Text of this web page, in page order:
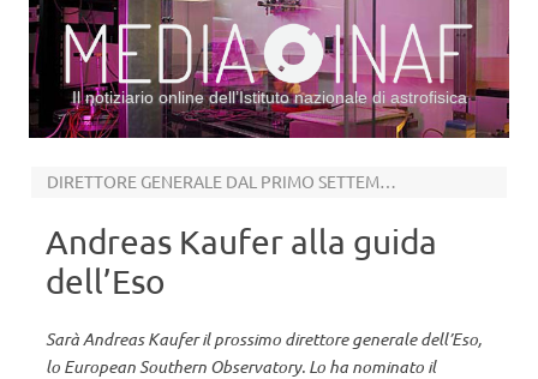
Il notiziario online dell’Istituto nazionale di astrofisica
DIRETTORE GENERALE DAL PRIMO SETTEMBRE 2027
Andreas Kaufer alla guida
dell’Eso
Sarà Andreas Kaufer il prossimo direttore generale dell’Eso,
lo European Southern Observatory. Lo ha nominato il